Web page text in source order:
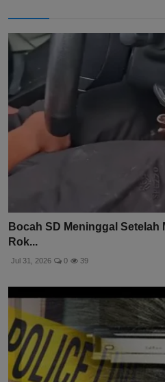
Bocah SD Meninggal Setelah
Rok...
Jul 31, 2026 0 39